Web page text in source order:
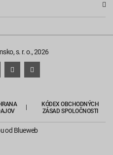
s. r. o., 2026
KÓDEX OBCHODNÝCH
ZÁSAD SPOLOČNOSTI
od Blueweb